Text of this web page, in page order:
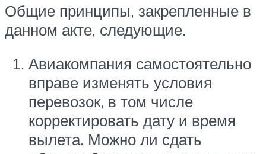
Общие принципы, закрепленные в
данном акте, следующие.
Авиакомпания самостоятельно
вправе изменять условия
перевозок, в том числе
корректировать дату и время
вылета. Можно ли сдать